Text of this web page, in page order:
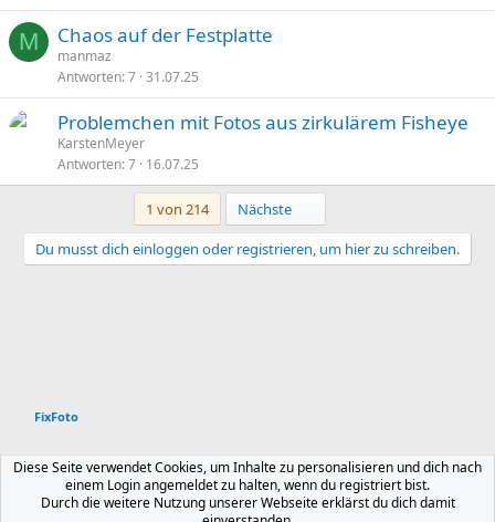
M Chaos auf der Festplatte
manmaz
Antworten 7 31.07.25
Problemchen mit Fotos aus zirkulärem Fisheye
KarstenMeyer
Antworten 7 16.07.25
1 von 214 Nächste
Du musst dich einloggen oder registrieren, um hier zu schreiben.
FixFoto
Deutsch
Kontakt
Nutzungsbedingungen
Datenschutz
Start R
Diese Seite verwendet Cookies, um Inhalte zu personalisieren und dich nach
einem Login angemeldet zu halten, wenn du registriert bist.
Durch die weitere Nutzung unserer Webseite erklärst du dich damit